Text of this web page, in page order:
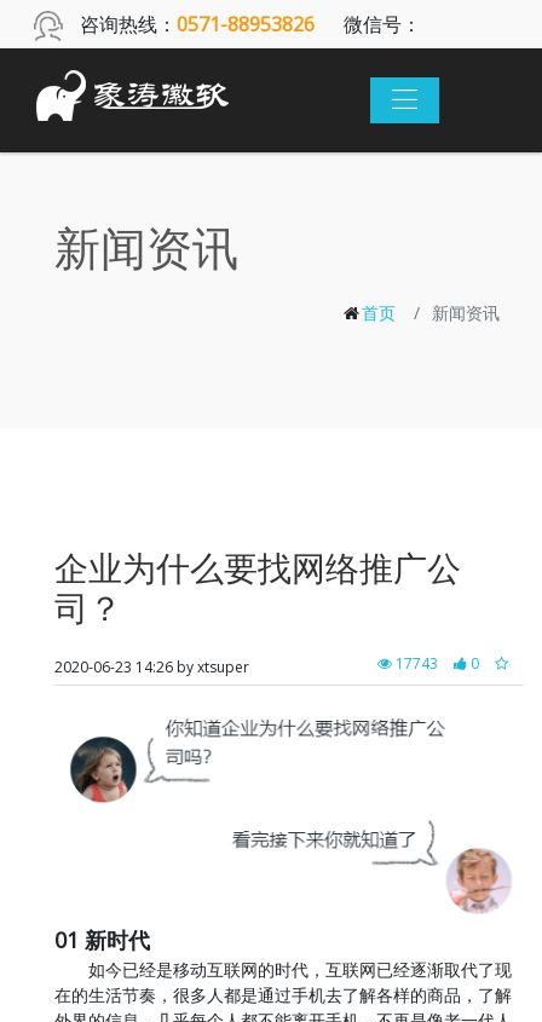
咨询热线： 0571-88953826
微信号：
新闻资讯
首页 新闻资讯
企业为什么要找网络推广公
司？
2020-06-23 14:26 by xtsuper 17743 0
01 新时代
如今已经是移动互联网的时代，互联网已经逐渐取代了现
在的生活节奏，很多人都是通过手机去了解各样的商品，了解